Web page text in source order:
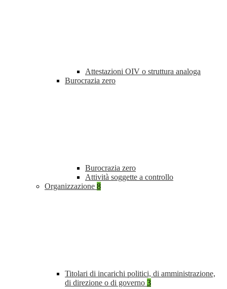
Attestazioni OIV o struttura analoga
Burocrazia zero
Burocrazia zero
Attività soggette a controllo
Organizzazione 8
Titolari di incarichi politici, di amministrazione,
di direzione o di governo 3